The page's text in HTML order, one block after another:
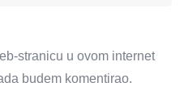
stranicu u ovom internet
budem komentirao.